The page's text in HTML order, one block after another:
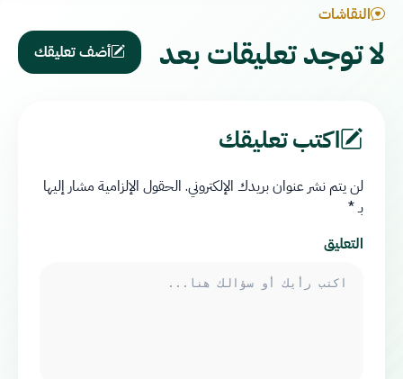
النقاشات
لا توجد تعليقات بعد أضف تعليقك
اكتب تعليقك
لن يتم نشر عنوان بريدك الإلكتروني. الحقول الإلزامية مشار إليها
بـ*
التعليق